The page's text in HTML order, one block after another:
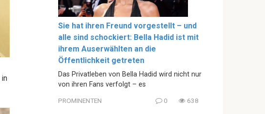
Sie hat ihren Freund vorgestellt – und
alle sind schockiert: Bella Hadid ist mit
ihrem Auserwählten an die
Öffentlichkeit getreten
Das Privatleben von Bella Hadid wird nicht nur
von ihren Fans verfolgt – es
PROMINENTEN 0 638